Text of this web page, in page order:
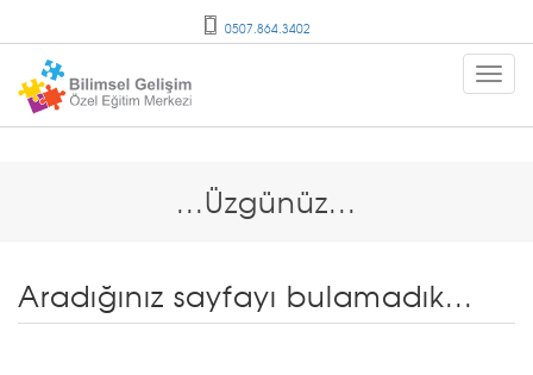
0507.864.3402
...Üzgünüz...
Aradığınız sayfayı bulamadık...